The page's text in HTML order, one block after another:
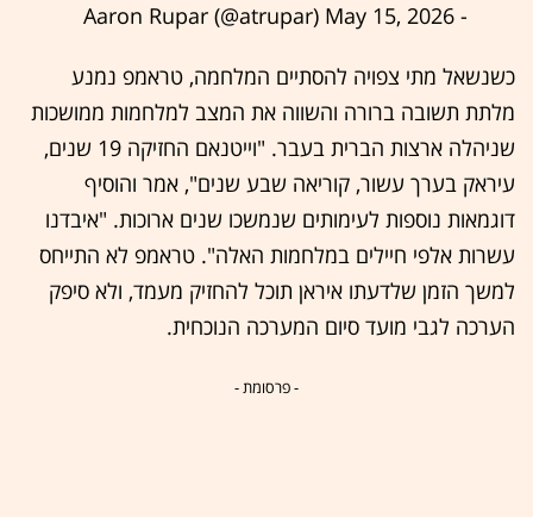
- Aaron Rupar (@atrupar)
May 15, 2026
כשנשאל מתי צפויה להסתיים המלחמה, טראמפ נמנע
מלתת תשובה ברורה והשווה את המצב למלחמות ממושכות
שניהלה ארצות הברית בעבר. "וייטנאם החזיקה 19 שנים,
עיראק בערך עשור, קוריאה שבע שנים", אמר והוסיף
דוגמאות נוספות לעימותים שנמשכו שנים ארוכות. "איבדנו
עשרות אלפי חיילים במלחמות האלה". טראמפ לא התייחס
למשך הזמן שלדעתו איראן תוכל להחזיק מעמד, ולא סיפק
הערכה לגבי מועד סיום המערכה הנוכחית.
- פרסומת -